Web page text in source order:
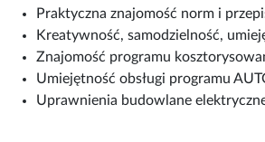
Praktyczna znajomość norm i
Kreatywność, samodzielność,
Znajomość programu
Umiejętność obsługi programu
Uprawnienia budowlane